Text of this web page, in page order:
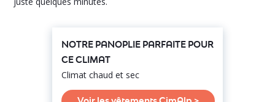
NOTRE PANOPLIE PARFAITE POUR
CE CLIMAT
Climat chaud et sec